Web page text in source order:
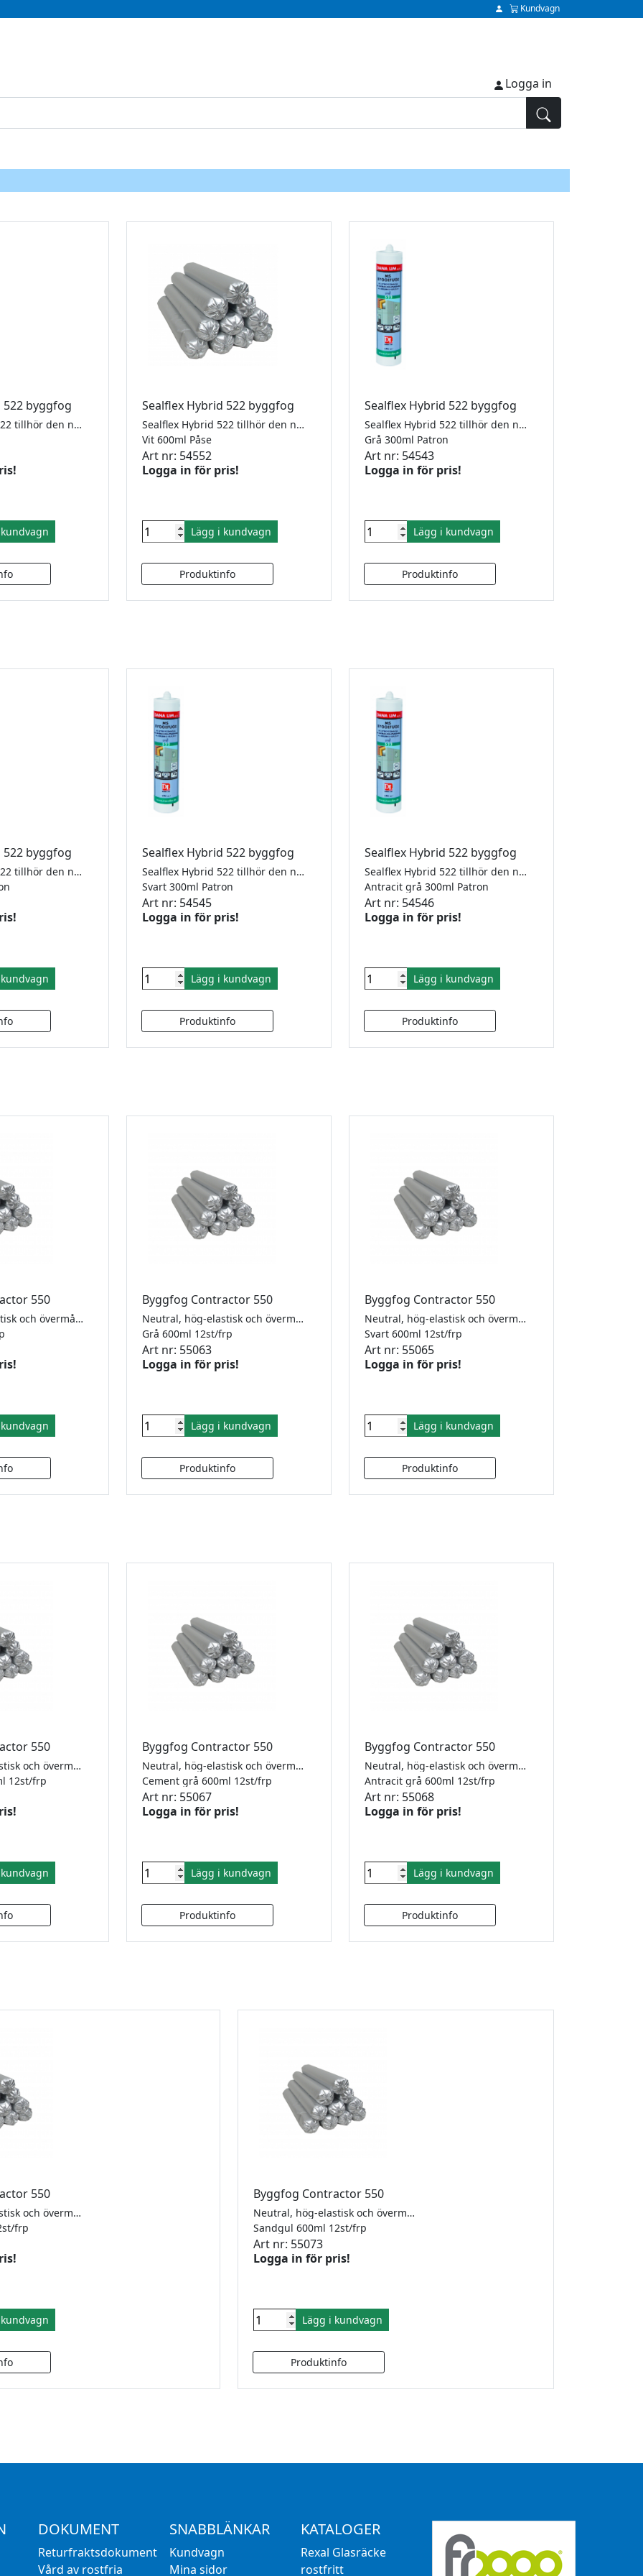
Kundvagn
Logga in
522 byggfog
Sealflex Hybrid 522 tillhör den nya generationen av hybrid-polymerfogmassor, som kombinerarde bästa egenskaperna från silikon- och polyuretanfogmassor och är neutral, högelastisk och övermålningsbar. Fogmassan härdar genom en reaktion med luftens fuktighet, och bildar en elastisk fog som klarar rörelse upp till +/- 25%. Sealflex Hybrid 522 är helt luktfri, neutral och snabbhärdande, kan övermålas och har en utmärkt beständighet mot klimatiska belastningar. Sealflex Hybrid 522 används till nästan alla former av byggobjekt både ute och inomhus. Den är speciellt lämplig till expansionsfogar, fasadfogar och tätningsobjekt där man tidigare skulle valt silikonfogmassa, men nu önskar byggfogens övermålningsbarhet och anpassningsbarhet. Sealflex Hybrid 522 uppfyller kraven i ISO 11600 F25 LM. BASTA-registreringen innebär att vi kan styrka att denna produkt klarar överenskomna egenskapskriterier avseende miljö- och hälsofarliga egenskaper. Se www.bastaonline.se
Sealflex Hybrid 522 byggfog
Sealflex Hybrid 522 tillhör den nya generationen av hybrid-polymerfogmassor, som kombinerarde bästa egenskaperna från silikon- och polyuretanfogmassor och är neutral, högelastisk och övermålningsbar. Fogmassan härdar genom en reaktion med luftens fuktighet, och bildar en elastisk fog som klarar rörelse upp till +/- 25%. Sealflex Hybrid 522 är helt luktfri, neutral och snabbhärdande, kan övermålas och har en utmärkt beständighet mot klimatiska belastningar. Sealflex Hybrid 522 används till nästan alla former av byggobjekt både ute och inomhus. Den är speciellt lämplig till expansionsfogar, fasadfogar och tätningsobjekt där man tidigare skulle valt silikonfogmassa, men nu önskar byggfogens övermålningsbarhet och anpassningsbarhet. Sealflex Hybrid 522 uppfyller kraven i ISO 11600 F25 LM. BASTA-registreringen innebär att vi kan styrka att denna produkt klarar överenskomna egenskapskriterier avseende miljö- och hälsofarliga egenskaper. Se www.bastaonline.se
Vit 600ml Påse
Art nr: 54552
Logga in för pris!
Lägg i kundvagn
Sealflex Hybrid 522 byggfog
Sealflex Hybrid 522 tillhör den nya generationen av hybrid-polymerfogmassor, som kombinerarde bästa egenskaperna från silikon- och polyuretanfogmassor och är neutral, högelastisk och övermålningsbar. Fogmassan härdar genom en reaktion med luftens fuktighet, och bildar en elastisk fog som klarar rörelse upp till +/- 25%. Sealflex Hybrid 522 är helt luktfri, neutral och snabbhärdande, kan övermålas och har en utmärkt beständighet mot klimatiska belastningar. Sealflex Hybrid 522 används till nästan alla former av byggobjekt både ute och inomhus. Den är speciellt lämplig till expansionsfogar, fasadfogar och tätningsobjekt där man tidigare skulle valt silikonfogmassa, men nu önskar byggfogens övermålningsbarhet och anpassningsbarhet. Sealflex Hybrid 522 uppfyller kraven i ISO 11600 F25 LM. BASTA-registreringen innebär att vi kan styrka att denna produkt klarar överenskomna egenskapskriterier avseende miljö- och hälsofarliga egenskaper. Se www.bastaonline.se
Grå 300ml Patron
Art nr: 54543
Logga in för pris!
Lägg i kundvagn
522 byggfog
Sealflex Hybrid 522 tillhör den nya generationen av hybrid-polymerfogmassor, som kombinerarde bästa egenskaperna från silikon- och polyuretanfogmassor och är neutral, högelastisk och övermålningsbar. Fogmassan härdar genom en reaktion med luftens fuktighet, och bildar en elastisk fog som klarar rörelse upp till +/- 25%. Sealflex Hybrid 522 är helt luktfri, neutral och snabbhärdande, kan övermålas och har en utmärkt beständighet mot klimatiska belastningar. Sealflex Hybrid 522 används till nästan alla former av byggobjekt både ute och inomhus. Den är speciellt lämplig till expansionsfogar, fasadfogar och tätningsobjekt där man tidigare skulle valt silikonfogmassa, men nu önskar byggfogens övermålningsbarhet och anpassningsbarhet. Sealflex Hybrid 522 uppfyller kraven i ISO 11600 F25 LM. BASTA-registreringen innebär att vi kan styrka att denna produkt klarar överenskomna egenskapskriterier avseende miljö- och hälsofarliga egenskaper. Se www.bastaonline.se
Sealflex Hybrid 522 byggfog
Sealflex Hybrid 522 tillhör den nya generationen av hybrid-polymerfogmassor, som kombinerarde bästa egenskaperna från silikon- och polyuretanfogmassor och är neutral, högelastisk och övermålningsbar. Fogmassan härdar genom en reaktion med luftens fuktighet, och bildar en elastisk fog som klarar rörelse upp till +/- 25%. Sealflex Hybrid 522 är helt luktfri, neutral och snabbhärdande, kan övermålas och har en utmärkt beständighet mot klimatiska belastningar. Sealflex Hybrid 522 används till nästan alla former av byggobjekt både ute och inomhus. Den är speciellt lämplig till expansionsfogar, fasadfogar och tätningsobjekt där man tidigare skulle valt silikonfogmassa, men nu önskar byggfogens övermålningsbarhet och anpassningsbarhet. Sealflex Hybrid 522 uppfyller kraven i ISO 11600 F25 LM. BASTA-registreringen innebär att vi kan styrka att denna produkt klarar överenskomna egenskapskriterier avseende miljö- och hälsofarliga egenskaper. Se www.bastaonline.se
Svart 300ml Patron
Art nr: 54545
Logga in för pris!
Lägg i kundvagn
Sealflex Hybrid 522 byggfog
Sealflex Hybrid 522 tillhör den nya generationen av hybrid-polymerfogmassor, som kombinerarde bästa egenskaperna från silikon- och polyuretanfogmassor och är neutral, högelastisk och övermålningsbar. Fogmassan härdar genom en reaktion med luftens fuktighet, och bildar en elastisk fog som klarar rörelse upp till +/- 25%. Sealflex Hybrid 522 är helt luktfri, neutral och snabbhärdande, kan övermålas och har en utmärkt beständighet mot klimatiska belastningar. Sealflex Hybrid 522 används till nästan alla former av byggobjekt både ute och inomhus. Den är speciellt lämplig till expansionsfogar, fasadfogar och tätningsobjekt där man tidigare skulle valt silikonfogmassa, men nu önskar byggfogens övermålningsbarhet och anpassningsbarhet. Sealflex Hybrid 522 uppfyller kraven i ISO 11600 F25 LM. BASTA-registreringen innebär att vi kan styrka att denna produkt klarar överenskomna egenskapskriterier avseende miljö- och hälsofarliga egenskaper. Se www.bastaonline.se
Antracit grå 300ml Patron
Art nr: 54546
Logga in för pris!
Lägg i kundvagn
550
Neutral, högelastisk och övermålningsbar. MS Contractor 550 tillhör den nya generationen av MS-polymer fogmassor som kombinerar de bästa egenskaperna från silikon- och polyurethan fogmassor. Fogmassan härdar genom en reaktion med luftfuktighet och formas till en elastisk fog som klarar fogrörelser upp till +/- 25%. MS Contractor 550 är helt luktfri, snabbhärdande, övermålningsbar och har en utmärkt beständighet mot väderpåverkan. MS Contractor 550 kan användas till nästan alla sorters konstruktioner utvändigt och invändigt. Den är särskilt lämplig för fasadfogar och tätningar. Godkänd enligt Emicode EC 1 plus, ISO 11600 F25 LM. Säljes endast i hela förpackningar.
Byggfog Contractor 550
Neutral, hög-elastisk och övermålningsbar. MS Contractor 550 tillhör den nya generationen av MS-polymer fogmassor som kombinerar de bästa egenskaperna från silikon- och polyurethan fogmassor. Fogmassan härdar genom en reaktion med luftfuktighet och formas till en elastisk fog som klarar fogrörelser upp till +/- 25%. MS Contractor 550 är helt luktfri, snabbhärdande, övermålningsbar och har en utmärkt beständighet mot väderpåverkan. MS Contractor 550 kan användas till nästan alla sorters konstruktioner utvändigt och invändigt. Den är särskilt lämplig för fasadfogar och tätningar. Godkänd enligt Emicode EC 1 plus, ISO 11600 F25 LM
Grå 600ml 12st/frp
Art nr: 55063
Logga in för pris!
Lägg i kundvagn
Byggfog Contractor 550
Neutral, hög-elastisk och övermålningsbar. MS Contractor 550 tillhör den nya generationen av MS-polymer fogmassor som kombinerar de bästa egenskaperna från silikon- och polyurethan fogmassor. Fogmassan härdar genom en reaktion med luftfuktighet och formas till en elastisk fog som klarar fogrörelser upp till +/- 25%. MS Contractor 550 är helt luktfri, snabbhärdande, övermålningsbar och har en utmärkt beständighet mot väderpåverkan. MS Contractor 550 kan användas till nästan alla sorters konstruktioner utvändigt och invändigt. Den är särskilt lämplig för fasadfogar och tätningar. Godkänd enligt Emicode EC 1 plus, ISO 11600 F25 LM
Svart 600ml 12st/frp
Art nr: 55065
Logga in för pris!
Lägg i kundvagn
550
Neutral, hög-elastisk och övermålningsbar. MS Contractor 550 tillhör den nya generationen av MS-polymer fogmassor som kombinerar de bästa egenskaperna från silikon- och polyurethan fogmassor. Fogmassan härdar genom en reaktion med luftfuktighet och formas till en elastisk fog som klarar fogrörelser upp till +/- 25%. MS Contractor 550 är helt luktfri, snabbhärdande, övermålningsbar och har en utmärkt beständighet mot väderpåverkan. MS Contractor 550 kan användas till nästan alla sorters konstruktioner utvändigt och invändigt. Den är särskilt lämplig för fasadfogar och tätningar. Godkänd enligt Emicode EC 1 plus, ISO 11600 F25 LM
12st/frp
Byggfog Contractor 550
Neutral, hög-elastisk och övermålningsbar. MS Contractor 550 tillhör den nya generationen av MS-polymer fogmassor som kombinerar de bästa egenskaperna från silikon- och polyurethan fogmassor. Fogmassan härdar genom en reaktion med luftfuktighet och formas till en elastisk fog som klarar fogrörelser upp till +/- 25%. MS Contractor 550 är helt luktfri, snabbhärdande, övermålningsbar och har en utmärkt beständighet mot väderpåverkan. MS Contractor 550 kan användas till nästan alla sorters konstruktioner utvändigt och invändigt. Den är särskilt lämplig för fasadfogar och tätningar. Godkänd enligt Emicode EC 1 plus, ISO 11600 F25 LM
Cement grå 600ml 12st/frp
Art nr: 55067
Logga in för pris!
Lägg i kundvagn
Byggfog Contractor 550
Neutral, hög-elastisk och övermålningsbar. MS Contractor 550 tillhör den nya generationen av MS-polymer fogmassor som kombinerar de bästa egenskaperna från silikon- och polyurethan fogmassor. Fogmassan härdar genom en reaktion med luftfuktighet och formas till en elastisk fog som klarar fogrörelser upp till +/- 25%. MS Contractor 550 är helt luktfri, snabbhärdande, övermålningsbar och har en utmärkt beständighet mot väderpåverkan. MS Contractor 550 kan användas till nästan alla sorters konstruktioner utvändigt och invändigt. Den är särskilt lämplig för fasadfogar och tätningar. Godkänd enligt Emicode EC 1 plus, ISO 11600 F25 LM
Antracit grå 600ml 12st/frp
Art nr: 55068
Logga in för pris!
Lägg i kundvagn
550
Neutral, hög-elastisk och övermålningsbar. MS Contractor 550 tillhör den nya generationen av MS-polymer fogmassor som kombinerar de bästa egenskaperna från silikon- och polyurethan fogmassor. Fogmassan härdar genom en reaktion med luftfuktighet och formas till en elastisk fog som klarar fogrörelser upp till +/- 25%. MS Contractor 550 är helt luktfri, snabbhärdande, övermålningsbar och har en utmärkt beständighet mot väderpåverkan. MS Contractor 550 kan användas till nästan alla sorters konstruktioner utvändigt och invändigt. Den är särskilt lämplig för fasadfogar och tätningar. Godkänd enligt Emicode EC 1 plus, ISO 11600 F25 LM
frp
Byggfog Contractor 550
Neutral, hög-elastisk och övermålningsbar. MS Contractor 550 tillhör den nya generationen av MS-polymer fogmassor som kombinerar de bästa egenskaperna från silikon- och polyurethan fogmassor. Fogmassan härdar genom en reaktion med luftfuktighet och formas till en elastisk fog som klarar fogrörelser upp till +/- 25%. MS Contractor 550 är helt luktfri, snabbhärdande, övermålningsbar och har en utmärkt beständighet mot väderpåverkan. MS Contractor 550 kan användas till nästan alla sorters konstruktioner utvändigt och invändigt. Den är särskilt lämplig för fasadfogar och tätningar. Godkänd enligt Emicode EC 1 plus, ISO 11600 F25 LM
Sandgul 600ml 12st/frp
Art nr: 55073
Logga in för pris!
Lägg i kundvagn
DOKUMENT
Returfraktsdokument
Vård av rostfria
SNABBLÄNKAR
Kundvagn
Mina sidor
KATALOGER
Rexal Glasräcke
rostfritt